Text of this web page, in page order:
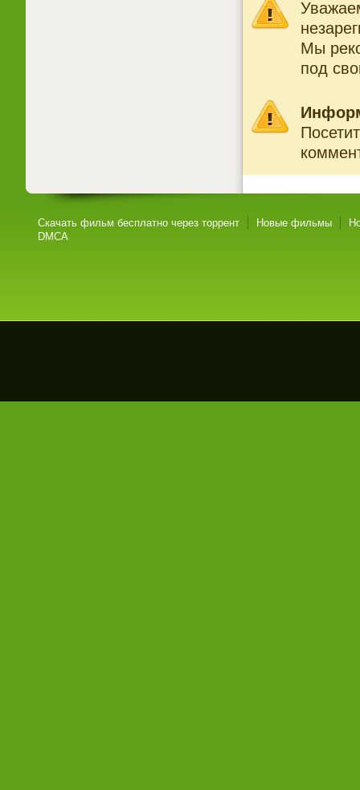
Мы
под
Скачать фильм бесплатно через торрент Новые фильмы
DMCA